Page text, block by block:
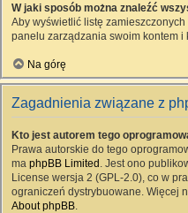
W jaki sposób można znaleźć
Aby wyświetlić listę
panelu zarządzania swoim kontem
Na górę
Zagadnienia związane z
Kto jest autorem tego
Prawa autorskie do tego
ma phpBB Limited . Jest ono
License wersja 2 (GPL-2.0), co w
ograniczeń dystrybuowane. Więcej
About phpBB.